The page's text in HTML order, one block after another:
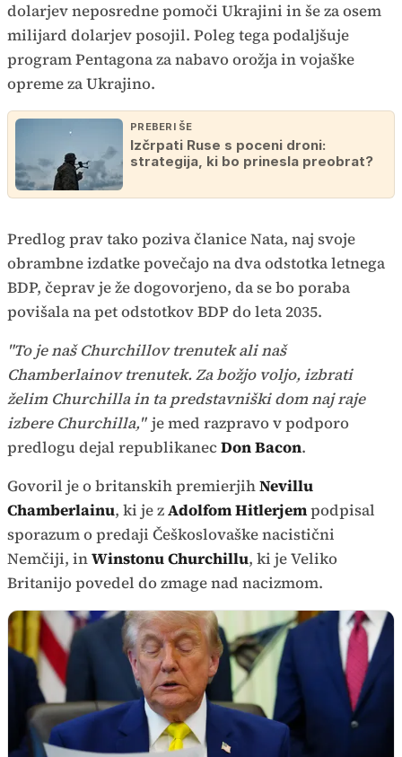
dolarjev neposredne pomoči Ukrajini in še za osem
milijard dolarjev posojil. Poleg tega podaljšuje
program Pentagona za nabavo orožja in vojaške
opreme za Ukrajino.
PREBERI ŠE
Izčrpati Ruse s poceni droni:
strategija, ki bo prinesla preobrat?
Predlog prav tako poziva članice Nata, naj svoje
obrambne izdatke povečajo na dva odstotka letnega
BDP, čeprav je že dogovorjeno, da se bo poraba
povišala na pet odstotkov BDP do leta 2035.
"To je naš Churchillov trenutek ali naš
Chamberlainov trenutek. Za božjo voljo, izbrati
želim Churchilla in ta predstavniški dom naj raje
izbere Churchilla," je med razpravo v podporo
predlogu dejal republikanecDon Bacon.
Govoril je o britanskih premierjihNevillu
Chamberlainu, ki je zAdolfom Hitlerjempodpisal
sporazum o predaji Češkoslovaške nacistični
Nemčiji, inWinstonu Churchillu, ki je Veliko
Britanijo povedel do zmage nad nacizmom.